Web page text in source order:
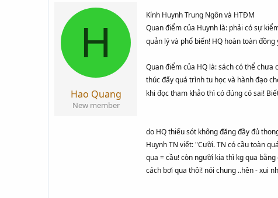
ạ
o
H
Hao Quang
New member
Kính Huynh Trung Ngôn và HTĐM
Quan điểm của Huynh là: phải có sự
quản lý và phổ biến! HQ hoàn toàn
Quan điểm của HQ là: sách có thể
thúc đẩy quá trình tu học và hành đạo
khi đọc tham khảo thì có đúng có sai!
do HQ thiếu sót không đăng đầy đủ
Huynh TN viết: "Cười. TN có cầu toàn
qua = cầu! còn người kia thì kg qua
cách bơi qua thôi! nói chung ..hên - xui